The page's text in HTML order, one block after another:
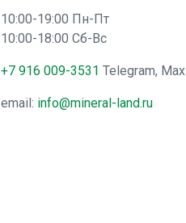
10:00-19:00 Пн-Пт
10:00-18:00 Сб-Вс
+7 916 009-3531 Telegram, Max
email: info@mineral-land.ru